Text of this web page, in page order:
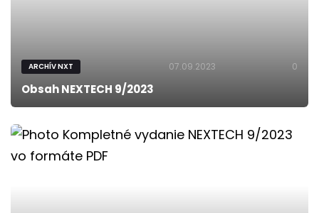
ARCHÍV NXT 07.09.2023 0
Obsah NEXTECH 9/2023